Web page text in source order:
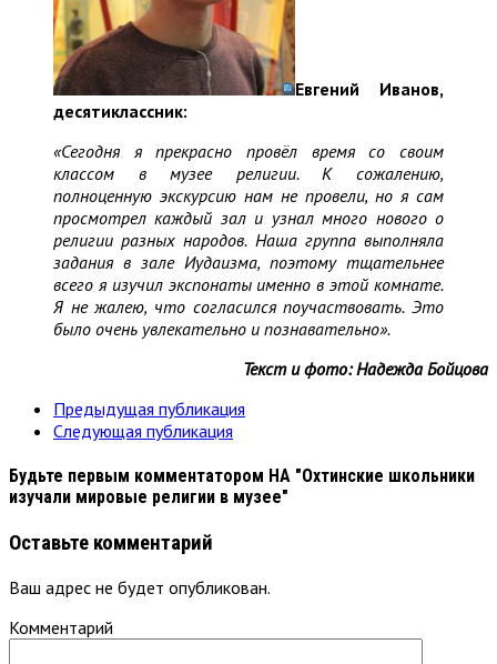
Евгений Иванов,
десятиклассник:
«Сегодня я прекрасно провёл время со своим
классом в музее религии. К сожалению,
полноценную экскурсию нам не провели, но я сам
просмотрел каждый зал и узнал много нового о
религии разных народов. Наша группа выполняла
задания в зале Иудаизма, поэтому тщательнее
всего я изучил экспонаты именно в этой комнате.
Я не жалею, что согласился поучаствовать. Это
было очень увлекательно и познавательно».
Текст и фото: Надежда Бойцова
Предыдущая публикация
Следующая публикация
Будьте первым комментатором НА "Охтинские школьники
изучали мировые религии в музее"
Оставьте комментарий
Ваш адрес не будет опубликован.
Комментарий